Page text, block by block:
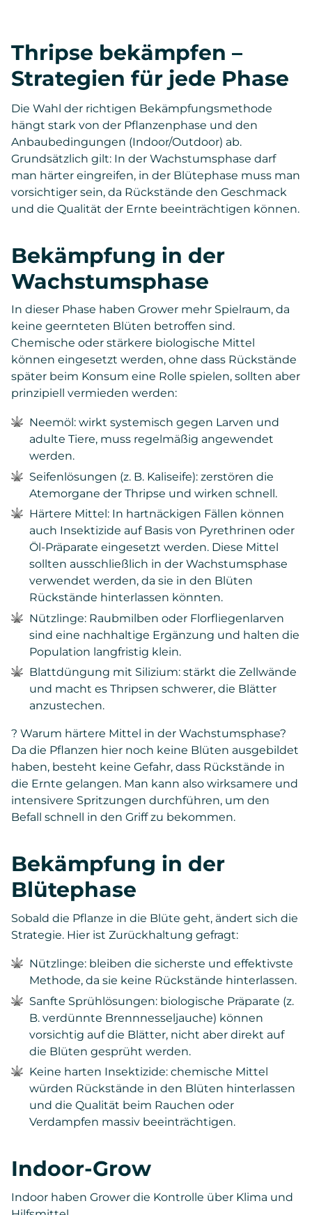
Thripse bekämpfen –
Strategien für jede Phase
Die Wahl der richtigen Bekämpfungsmethode
hängt stark von der Pflanzenphase und den
Anbaubedingungen (Indoor/Outdoor) ab.
Grundsätzlich gilt: In der Wachstumsphase darf
man härter eingreifen, in der Blütephase muss man
vorsichtiger sein, da Rückstände den Geschmack
und die Qualität der Ernte beeinträchtigen können.
Bekämpfung in der
Wachstumsphase
In dieser Phase haben Grower mehr Spielraum, da
keine geernteten Blüten betroffen sind.
Chemische oder stärkere biologische Mittel
können eingesetzt werden, ohne dass Rückstände
später beim Konsum eine Rolle spielen, sollten aber
prinzipiell vermieden werden:
Neemöl: wirkt systemisch gegen Larven und
adulte Tiere, muss regelmäßig angewendet
werden.
Seifenlösungen (z. B. Kaliseife): zerstören die
Atemorgane der Thripse und wirken schnell.
Härtere Mittel: In hartnäckigen Fällen können
auch Insektizide auf Basis von Pyrethrinen oder
Öl-Präparate eingesetzt werden. Diese Mittel
sollten ausschließlich in der Wachstumsphase
verwendet werden, da sie in den Blüten
Rückstände hinterlassen könnten.
Nützlinge: Raubmilben oder Florfliegenlarven
sind eine nachhaltige Ergänzung und halten die
Population langfristig klein.
Blattdüngung mit Silizium: stärkt die Zellwände
und macht es Thripsen schwerer, die Blätter
anzustechen.
? Warum härtere Mittel in der Wachstumsphase?
Da die Pflanzen hier noch keine Blüten ausgebildet
haben, besteht keine Gefahr, dass Rückstände in
die Ernte gelangen. Man kann also wirksamere und
intensivere Spritzungen durchführen, um den
Befall schnell in den Griff zu bekommen.
Bekämpfung in der
Blütephase
Sobald die Pflanze in die Blüte geht, ändert sich die
Strategie. Hier ist Zurückhaltung gefragt:
Nützlinge: bleiben die sicherste und effektivste
Methode, da sie keine Rückstände hinterlassen.
Sanfte Sprühlösungen: biologische Präparate (z.
B. verdünnte Brennnesseljauche) können
vorsichtig auf die Blätter, nicht aber direkt auf
die Blüten gesprüht werden.
Keine harten Insektizide: chemische Mittel
würden Rückstände in den Blüten hinterlassen
und die Qualität beim Rauchen oder
Verdampfen massiv beeinträchtigen.
Indoor-Grow
Indoor haben Grower die Kontrolle über Klima und